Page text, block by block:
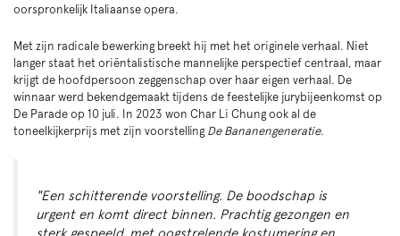
oorspronkelijk Italiaanse opera.
Met zijn radicale bewerking breekt hij met het originele verhaal. Niet
langer staat het oriëntalistische mannelijke perspectief centraal, maar
krijgt de hoofdpersoon zeggenschap over haar eigen verhaal. De
winnaar werd bekendgemaakt tijdens de feestelijke jurybijeenkomst op
De Parade op 10 juli. In 2023 won Char Li Chung ook al de
toneelkijkerprijs met zijn voorstelling De Bananengeneratie.
"Een schitterende voorstelling. De boodschap is
urgent en komt direct binnen. Prachtig gezongen en